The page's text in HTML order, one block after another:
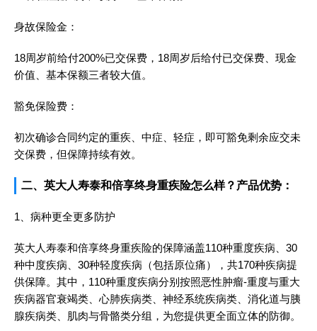
身故保险金：
18周岁前给付200%已交保费，18周岁后给付已交保费、现金
价值、基本保额三者较大值。
豁免保险费：
初次确诊合同约定的重疾、中症、轻症，即可豁免剩余应交未
交保费，但保障持续有效。
二、英大人寿泰和倍享终身重疾险怎么样？产品优势：
1、病种更全更多防护
英大人寿泰和倍享终身重疾险的保障涵盖110种重度疾病、30
种中度疾病、30种轻度疾病（包括原位痛），共170种疾病提
供保障。其中，110种重度疾病分别按照恶性肿瘤-重度与重大
疾病器官衰竭类、心肺疾病类、神经系统疾病类、消化道与胰
腺疾病类、肌肉与骨骼类分组，为您提供更全面立体的防御。